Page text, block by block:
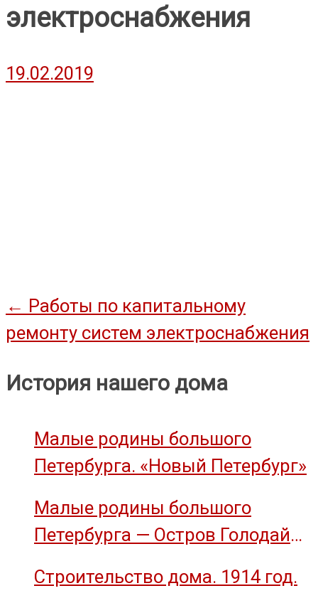
электроснабжения
19.02.2019
Навигация
по
записям
← Работы по капитальному
ремонту систем электроснабжения
История нашего дома
Малые родины большого
Петербурга. «Новый Петербург»
Малые родины большого
Петербурга — Остров Голодай
Строительство дома. 1914 год.